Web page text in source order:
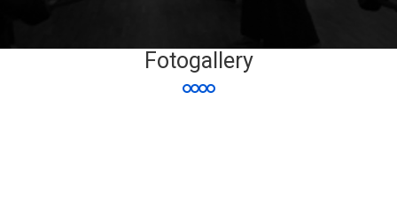
Fotogallery